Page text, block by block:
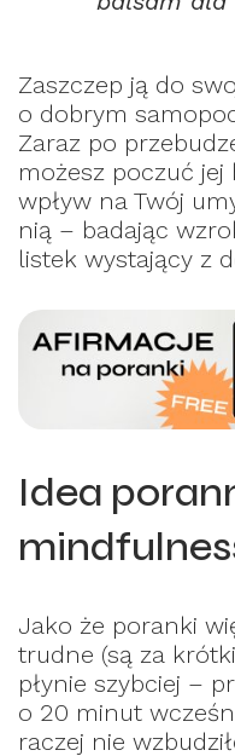
Zaszczep ją do
o dobrym
Zaraz po
możesz poczuć
wpływ na Twój
nią – badając
listek wystający z
Idea
Jako że poranki
trudne (są za
płynie szybciej –
o 20 minut
raczej nie